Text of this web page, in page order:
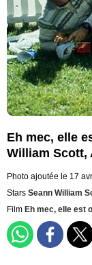
Eh mec, elle
William Scott,
Photo ajoutée le 17
Stars Seann William
Film Eh mec, elle est